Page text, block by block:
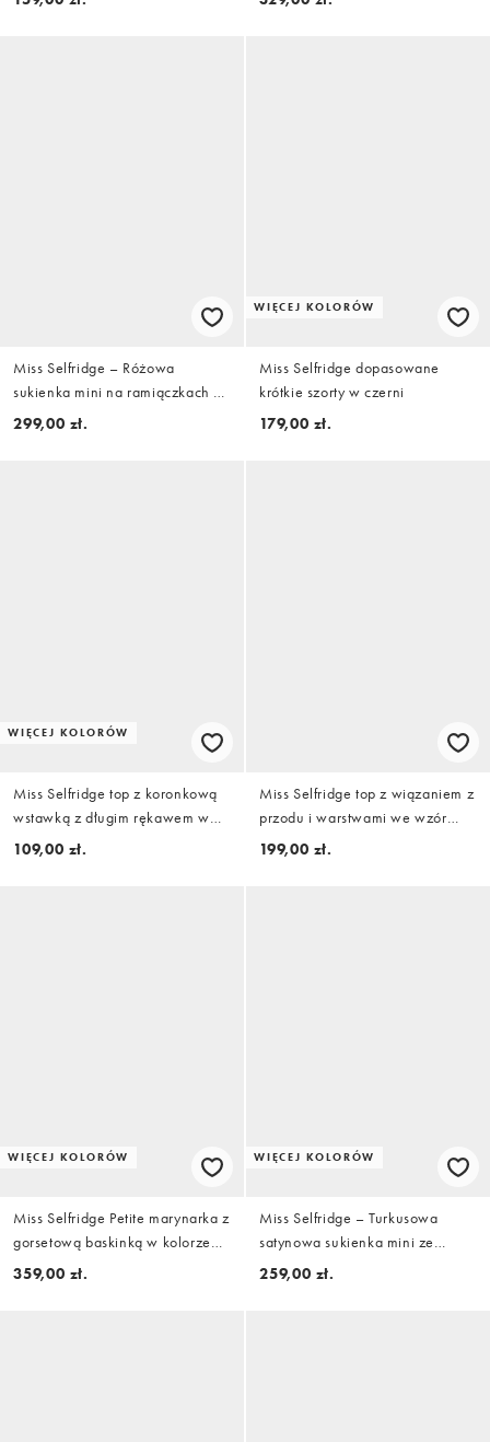
Miss Selfridge – Różowa
sukienka mini na ramiączkach z
koronką
299,00 zł.
WIĘCEJ KOLORÓW
Miss Selfridge dopasowane
krótkie szorty w czerni
179,00 zł.
WIĘCEJ KOLORÓW
Miss Selfridge top z koronkową
wstawką z długim rękawem w
kolorze kremowym
109,00 zł.
Miss Selfridge top z wiązaniem z
przodu i warstwami we wzór
drobnych kwiatów
199,00 zł.
WIĘCEJ KOLORÓW
Miss Selfridge Petite marynarka z
gorsetową baskinką w kolorze
butter yellow
359,00 zł.
WIĘCEJ KOLORÓW
Miss Selfridge – Turkusowa
satynowa sukienka mini ze
zdobieniem
259,00 zł.